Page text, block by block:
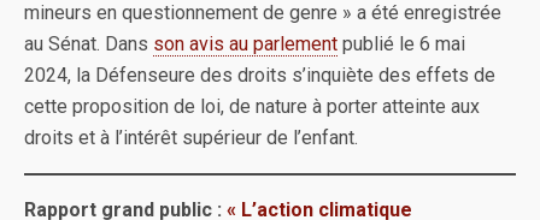
mineurs en questionnement de genre » a été enregistrée
au Sénat. Dans son avis au parlement publié le 6 mai
2024, la Défenseure des droits s’inquiète des effets de
cette proposition de loi, de nature à porter atteinte aux
droits et à l’intérêt supérieur de l’enfant.
Rapport grand public : « L’action climatique